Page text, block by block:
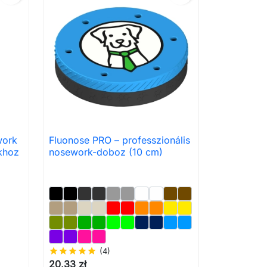
 Előnézet
Fluonose PRO – professzionális
nosework-doboz (10 cm)
starstarstarstarstar (4)
20,33 zł